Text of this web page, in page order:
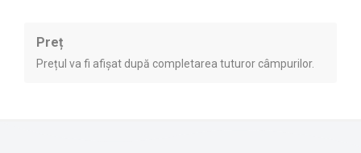
Preț
Prețul va fi afișat după completarea tuturor câmpurilor.